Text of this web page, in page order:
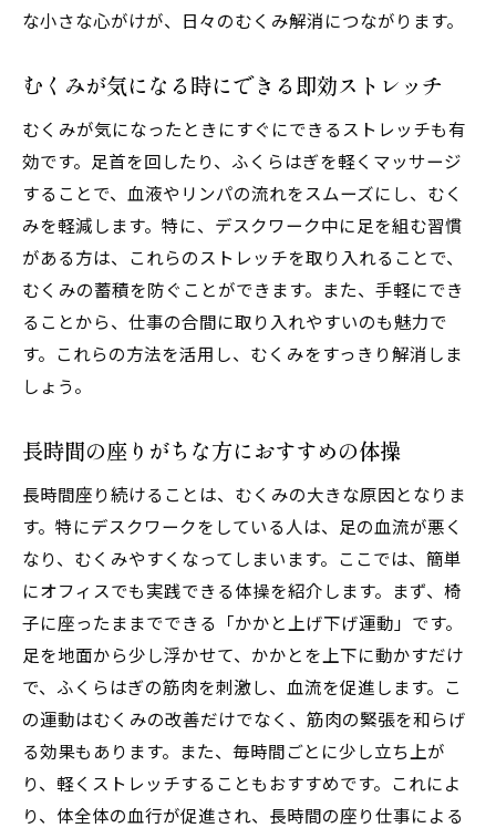
な小さな心がけが、日々のむくみ解消につながります。
むくみが気になる時にできる即効ストレッチ
むくみが気になったときにすぐにできるストレッチも有
効です。足首を回したり、ふくらはぎを軽くマッサージ
することで、血液やリンパの流れをスムーズにし、むく
みを軽減します。特に、デスクワーク中に足を組む習慣
がある方は、これらのストレッチを取り入れることで、
むくみの蓄積を防ぐことができます。また、手軽にでき
ることから、仕事の合間に取り入れやすいのも魅力で
す。これらの方法を活用し、むくみをすっきり解消しま
しょう。
長時間の座りがちな方におすすめの体操
長時間座り続けることは、むくみの大きな原因となりま
す。特にデスクワークをしている人は、足の血流が悪く
なり、むくみやすくなってしまいます。ここでは、簡単
にオフィスでも実践できる体操を紹介します。まず、椅
子に座ったままでできる「かかと上げ下げ運動」です。
足を地面から少し浮かせて、かかとを上下に動かすだけ
で、ふくらはぎの筋肉を刺激し、血流を促進します。こ
の運動はむくみの改善だけでなく、筋肉の緊張を和らげ
る効果もあります。また、毎時間ごとに少し立ち上が
り、軽くストレッチすることもおすすめです。これによ
り、体全体の血行が促進され、長時間の座り仕事による